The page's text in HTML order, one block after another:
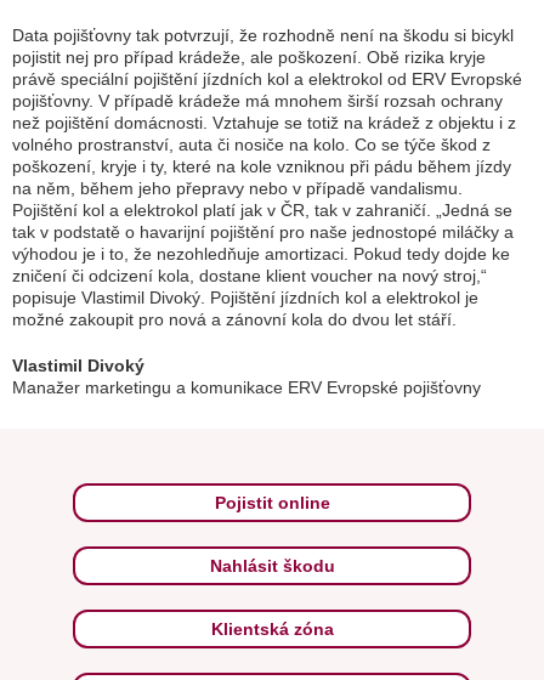
Data pojišťovny tak potvrzují, že rozhodně není na škodu si bicykl
pojistit nej pro případ krádeže, ale poškození. Obě rizika kryje
právě speciální pojištění jízdních kol a elektrokol od ERV Evropské
pojišťovny. V případě krádeže má mnohem širší rozsah ochrany
než pojištění domácnosti. Vztahuje se totiž na krádež z objektu i z
volného prostranství, auta či nosiče na kolo. Co se týče škod z
poškození, kryje i ty, které na kole vzniknou při pádu během jízdy
na něm, během jeho přepravy nebo v případě vandalismu.
Pojištění kol a elektrokol platí jak v ČR, tak v zahraničí. „Jedná se
tak v podstatě o havarijní pojištění pro naše jednostopé miláčky a
výhodou je i to, že nezohledňuje amortizaci. Pokud tedy dojde ke
zničení či odcizení kola, dostane klient voucher na nový stroj,“
popisuje Vlastimil Divoký. Pojištění jízdních kol a elektrokol je
možné zakoupit pro nová a zánovní kola do dvou let stáří.
Vlastimil Divoký
Manažer marketingu a komunikace ERV Evropské pojišťovny
Pojistit online
Nahlásit škodu
Klientská zóna